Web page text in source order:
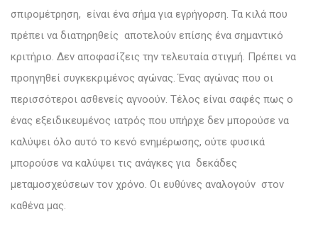
σπιρομέτρηση, είναι ένα σήμα για εγρήγορση. Τα κιλά που
πρέπει να διατηρηθείς αποτελούν επίσης ένα σημαντικό
κριτήριο. Δεν αποφασίζεις την τελευταία στιγμή. Πρέπει να
προηγηθεί συγκεκριμένος αγώνας. Ένας αγώνας που οι
περισσότεροι ασθενείς αγνοούν. Τέλος είναι σαφές πως ο
ένας εξειδικευμένος ιατρός που υπήρχε δεν μπορούσε να
καλύψει όλο αυτό το κενό ενημέρωσης, ούτε φυσικά
μπορούσε να καλύψει τις ανάγκες για δεκάδες
μεταμοσχεύσεων τον χρόνο. Οι ευθύνες αναλογούν στον
καθένα μας.